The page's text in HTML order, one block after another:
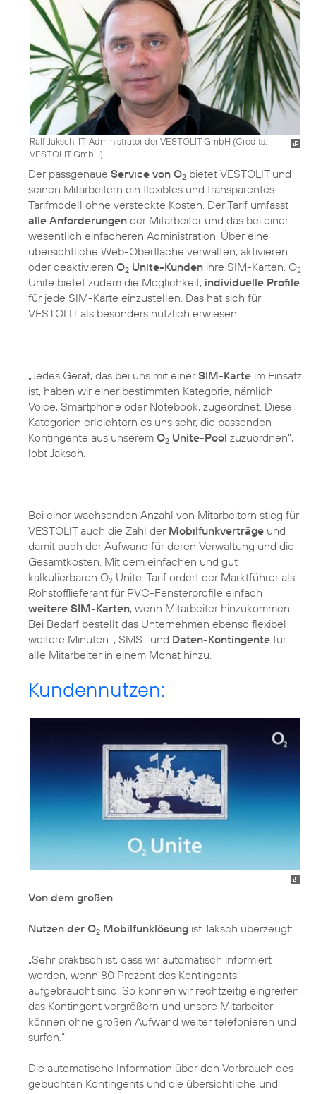
Ralf Jaksch, IT-Administrator der VESTOLIT GmbH (Credits:
VESTOLIT GmbH)
Der passgenaue Service von O2 bietet VESTOLIT und
seinen Mitarbeitern ein flexibles und transparentes
Tarifmodell ohne versteckte Kosten. Der Tarif umfasst
alle Anforderungen der Mitarbeiter und das bei einer
wesentlich einfacheren Administration. Über eine
übersichtliche Web-Oberfläche verwalten, aktivieren
oder deaktivieren O2 Unite-Kunden ihre SIM-Karten. O2
Unite bietet zudem die Möglichkeit, individuelle Profile
für jede SIM-Karte einzustellen. Das hat sich für
VESTOLIT als besonders nützlich erwiesen:
„Jedes Gerät, das bei uns mit einerSIM-Karte im Einsatz
ist, haben wir einer bestimmten Kategorie, nämlich
Voice, Smartphone oder Notebook, zugeordnet. Diese
Kategorien erleichtern es uns sehr, die passenden
Kontingente aus unserem O2 Unite-Pool zuzuordnen“,
lobt Jaksch.
Bei einer wachsenden Anzahl von Mitarbeitern stieg für
VESTOLIT auch die Zahl der Mobilfunkverträge und
damit auch der Aufwand für deren Verwaltung und die
Gesamtkosten. Mit dem einfachen und gut
kalkulierbaren O2 Unite-Tarif ordert der Marktführer als
Rohstofflieferant für PVC-Fensterprofile einfach
weitere SIM-Karten, wenn Mitarbeiter hinzukommen.
Bei Bedarf bestellt das Unternehmen ebenso flexibel
weitere Minuten-, SMS- und Daten-Kontingente für
alle Mitarbeiter in einem Monat hinzu.
Kundennutzen:
Von dem großen
Nutzen der O2 Mobilfunklösung ist Jaksch überzeugt:
„Sehr praktisch ist, dass wir automatisch informiert
werden, wenn 80 Prozent des Kontingents
aufgebraucht sind. So können wir rechtzeitig eingreifen,
das Kontingent vergrößern und unsere Mitarbeiter
können ohne großen Aufwand weiter telefonieren und
surfen.“
Die automatische Information über den Verbrauch des
gebuchten Kontingents und die übersichtliche und